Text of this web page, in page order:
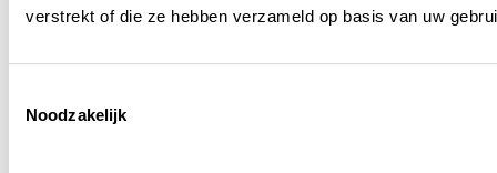
verstrekt of die ze hebben verzameld op basis van uw
Noodzakelijk